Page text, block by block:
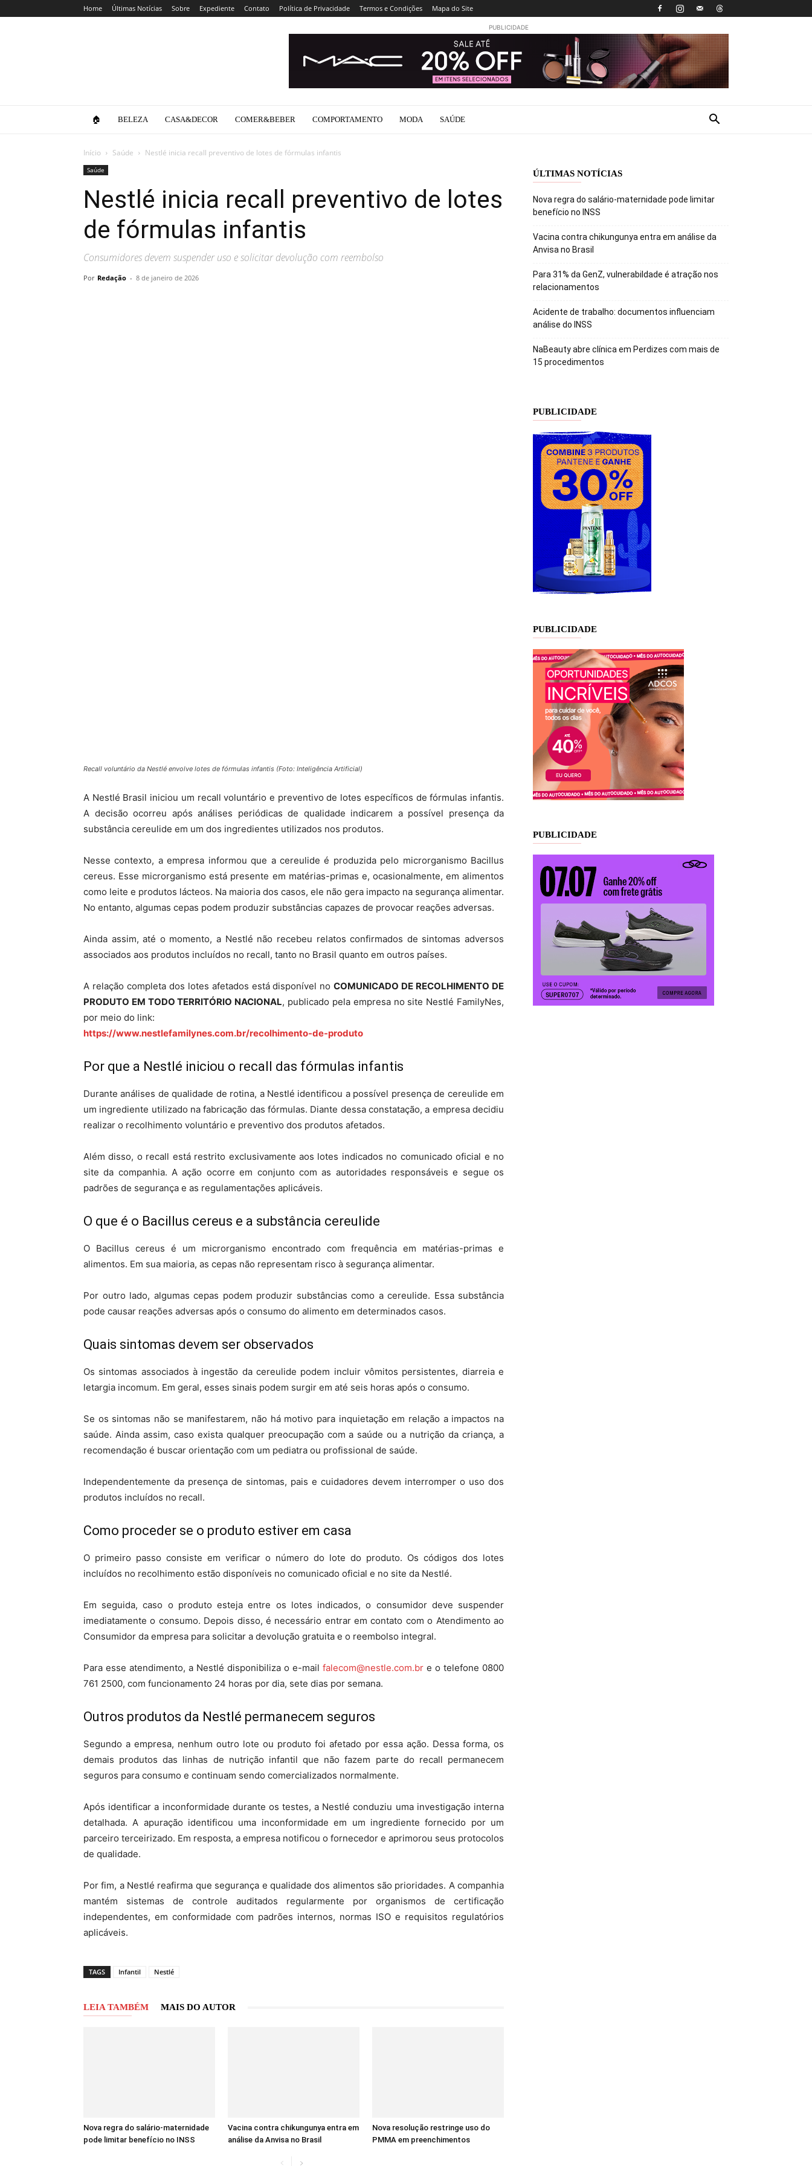
Home Últimas Notícias Sobre Expediente Contato Política de Privacidade Termos e Condições Mapa do Site
PUBLICIDADE
🏠 BELEZA CASA&DECOR COMER&BEBER COMPORTAMENTO MODA SAÚDE
Início Saúde Nestlé inicia recall preventivo de lotes de fórmulas infantis
Saúde
Nestlé inicia recall preventivo de lotes
de fórmulas infantis
Consumidores devem suspender uso e solicitar devolução com reembolso
Por Redação - 8 de janeiro de 2026
Recall voluntário da Nestlé envolve lotes de fórmulas infantis (Foto: Inteligência Artificial)
A Nestlé Brasil iniciou um recall voluntário e preventivo de lotes específicos de fórmulas infantis.
A decisão ocorreu após análises periódicas de qualidade indicarem a possível presença da
substância cereulide em um dos ingredientes utilizados nos produtos.
Nesse contexto, a empresa informou que a cereulide é produzida pelo microrganismo Bacillus
cereus. Esse microrganismo está presente em matérias-primas e, ocasionalmente, em alimentos
como leite e produtos lácteos. Na maioria dos casos, ele não gera impacto na segurança alimentar.
No entanto, algumas cepas podem produzir substâncias capazes de provocar reações adversas.
Ainda assim, até o momento, a Nestlé não recebeu relatos confirmados de sintomas adversos
associados aos produtos incluídos no recall, tanto no Brasil quanto em outros países.
A relação completa dos lotes afetados está disponível noCOMUNICADO DE RECOLHIMENTO DE
PRODUTO EM TODO TERRITÓRIO NACIONAL, publicado pela empresa no site Nestlé FamilyNes,
por meio do link:
https://www.nestlefamilynes.com.br/recolhimento-de-produto
Por que a Nestlé iniciou o recall das fórmulas infantis
Durante análises de qualidade de rotina, a Nestlé identificou a possível presença de cereulide em
um ingrediente utilizado na fabricação das fórmulas. Diante dessa constatação, a empresa decidiu
realizar o recolhimento voluntário e preventivo dos produtos afetados.
Além disso, o recall está restrito exclusivamente aos lotes indicados no comunicado oficial e no
site da companhia. A ação ocorre em conjunto com as autoridades responsáveis e segue os
padrões de segurança e as regulamentações aplicáveis.
O que é o Bacillus cereus e a substância cereulide
O Bacillus cereus é um microrganismo encontrado com frequência em matérias-primas e
alimentos. Em sua maioria, as cepas não representam risco à segurança alimentar.
Por outro lado, algumas cepas podem produzir substâncias como a cereulide. Essa substância
pode causar reações adversas após o consumo do alimento em determinados casos.
Quais sintomas devem ser observados
Os sintomas associados à ingestão da cereulide podem incluir vômitos persistentes, diarreia e
letargia incomum. Em geral, esses sinais podem surgir em até seis horas após o consumo.
Se os sintomas não se manifestarem, não há motivo para inquietação em relação a impactos na
saúde. Ainda assim, caso exista qualquer preocupação com a saúde ou a nutrição da criança, a
recomendação é buscar orientação com um pediatra ou profissional de saúde.
Independentemente da presença de sintomas, pais e cuidadores devem interromper o uso dos
produtos incluídos no recall.
Como proceder se o produto estiver em casa
O primeiro passo consiste em verificar o número do lote do produto. Os códigos dos lotes
incluídos no recolhimento estão disponíveis no comunicado oficial e no site da Nestlé.
Em seguida, caso o produto esteja entre os lotes indicados, o consumidor deve suspender
imediatamente o consumo. Depois disso, é necessário entrar em contato com o Atendimento ao
Consumidor da empresa para solicitar a devolução gratuita e o reembolso integral.
Para esse atendimento, a Nestlé disponibiliza o e-mail falecom@nestle.com.br e o telefone 0800
761 2500, com funcionamento 24 horas por dia, sete dias por semana.
Outros produtos da Nestlé permanecem seguros
Segundo a empresa, nenhum outro lote ou produto foi afetado por essa ação. Dessa forma, os
demais produtos das linhas de nutrição infantil que não fazem parte do recall permanecem
seguros para consumo e continuam sendo comercializados normalmente.
Após identificar a inconformidade durante os testes, a Nestlé conduziu uma investigação interna
detalhada. A apuração identificou uma inconformidade em um ingrediente fornecido por um
parceiro terceirizado. Em resposta, a empresa notificou o fornecedor e aprimorou seus protocolos
de qualidade.
Por fim, a Nestlé reafirma que segurança e qualidade dos alimentos são prioridades. A companhia
mantém sistemas de controle auditados regularmente por organismos de certificação
independentes, em conformidade com padrões internos, normas ISO e requisitos regulatórios
aplicáveis.
TAGS Infantil Nestlé
LEIA TAMBÉM MAIS DO AUTOR
Nova regra do salário-maternidade
pode limitar benefício no INSS
Vacina contra chikungunya entra em
análise da Anvisa no Brasil
Nova resolução restringe uso do
PMMA em preenchimentos
ÚLTIMAS NOTÍCIAS
Nova regra do salário-maternidade pode limitar
benefício no INSS
Vacina contra chikungunya entra em análise da
Anvisa no Brasil
Para 31% da GenZ, vulnerabildade é atração nos
relacionamentos
Acidente de trabalho: documentos influenciam
análise do INSS
NaBeauty abre clínica em Perdizes com mais de
15 procedimentos
PUBLICIDADE
PUBLICIDADE
PUBLICIDADE